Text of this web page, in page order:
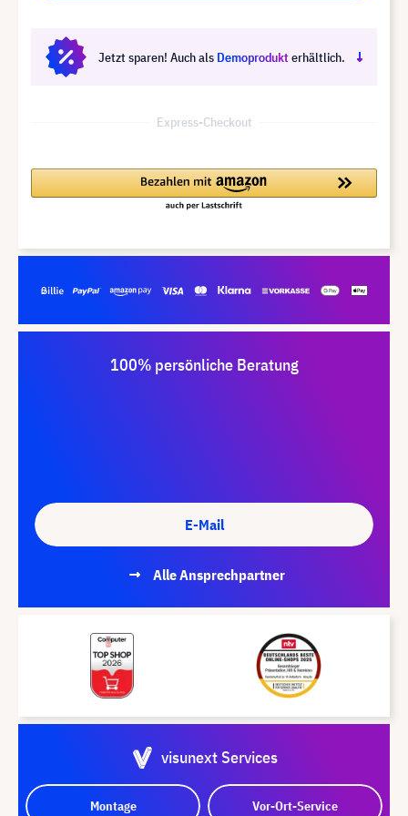
Jetzt sparen! Auch als Demoprodukterhältlich.
Express-Checkout
100% persönliche Beratung
E-Mail
Alle Ansprechpartner
visunext Services
Montage Vor-Ort-Service